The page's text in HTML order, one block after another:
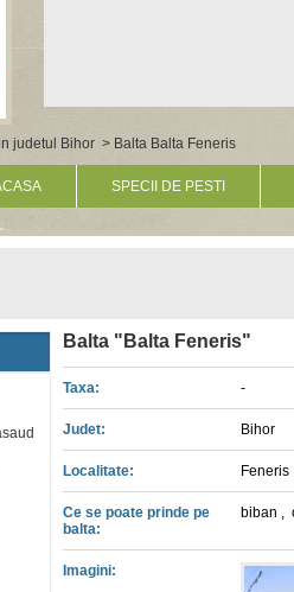
judetul Bihor > Balta Balta Feneris
SPECII DE PESTI
Balta "Balta Feneris"
Taxa: -
Judet: Bihor
Localitate: Feneris
Ce se poate prinde pe
balta:
biban ,
Imagini: